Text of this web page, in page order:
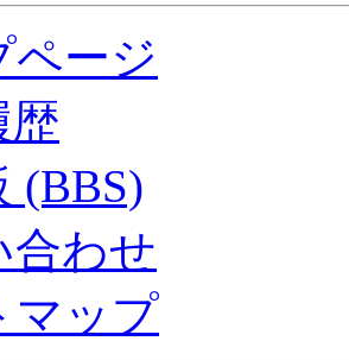
ページ
歴
(BBS)
合わせ
マップ